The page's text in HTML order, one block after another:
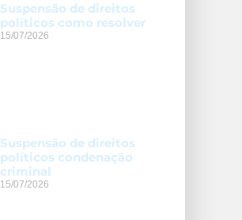
Suspensão de direitos
políticos como resolver
15/07/2026
Suspensão de direitos
políticos condenação
criminal
15/07/2026